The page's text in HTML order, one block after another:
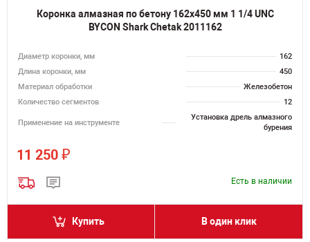
Коронка алмазная по бетону 162х450 мм 1 1/4 UNC
BYCON Shark Chetak 2011162
Диаметр коронки, мм
162
Длина коронки, мм
450
Материал обработки
Железобетон
Количество сегментов
12
Применение на инструменте
Установка дрель алмазного
бурения
11 250 ₽
Есть в наличии
Купить В один клик